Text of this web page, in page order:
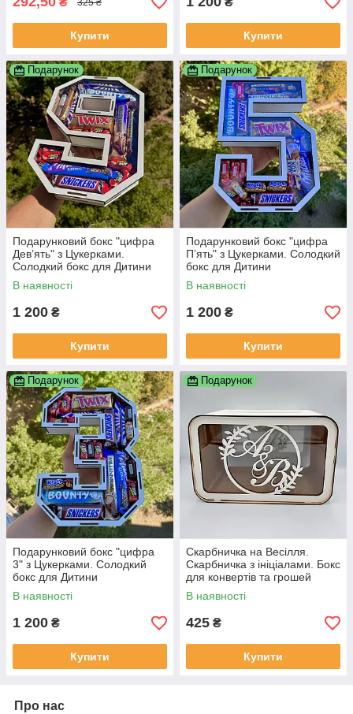
325 ₴
Купити Купити
Подарунок
Подарунковий бокс "цифра
Девʼять" з Цукерками.
Солодкий бокс для Дитини
В наявності
1 200 ₴
Купити
Подарунок
Подарунковий бокс "цифра
Пʼять" з Цукерками. Солодкий
бокс для Дитини
В наявності
1 200 ₴
Купити
Подарунок
Подарунковий бокс "цифра
3" з Цукерками. Солодкий
бокс для Дитини
В наявності
1 200 ₴
Купити
Подарунок
Скарбничка на Весілля.
Скарбничка з ініціалами. Бокс
для конвертів та грошей
30×20×16 см
В наявності
425 ₴
Купити
Про нас